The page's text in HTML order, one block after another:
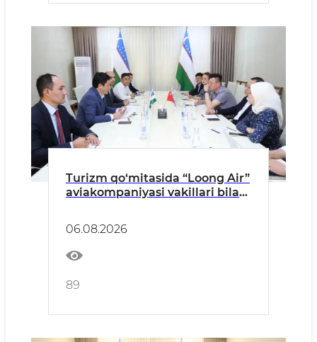
Turizm qo‘mitasida “Loong Air”
aviakompaniyasi vakillari bilan
06.08.2026
89